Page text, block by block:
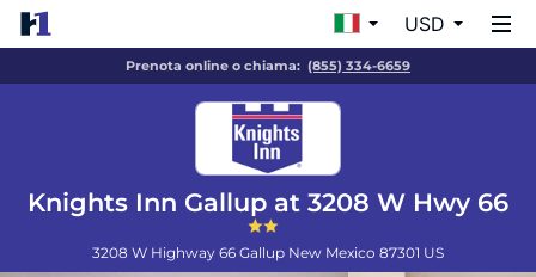
USD
Prenota online o chiama: (855) 334-6659
Knights Inn Gallup at 3208 W Hwy 66
3208 W Highway 66 Gallup New Mexico 87301 US